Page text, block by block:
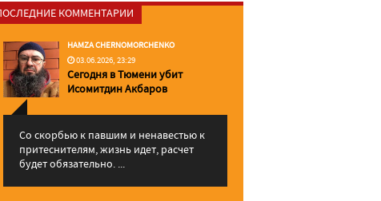
КОММЕНТАРИИ
HAMZA CHERNOMORCHENKO
03.06.2026, 23:29
Сегодня в Тюмени убит
Исомитдин Акбаров
Со скорбью к павшим и ненавестью к
притеснителям, жизнь идет, расчет
будет обязательно. ...